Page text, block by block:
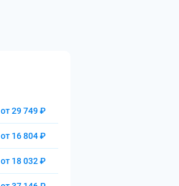
от 29 749 ₽
от 16 804 ₽
от 18 032 ₽